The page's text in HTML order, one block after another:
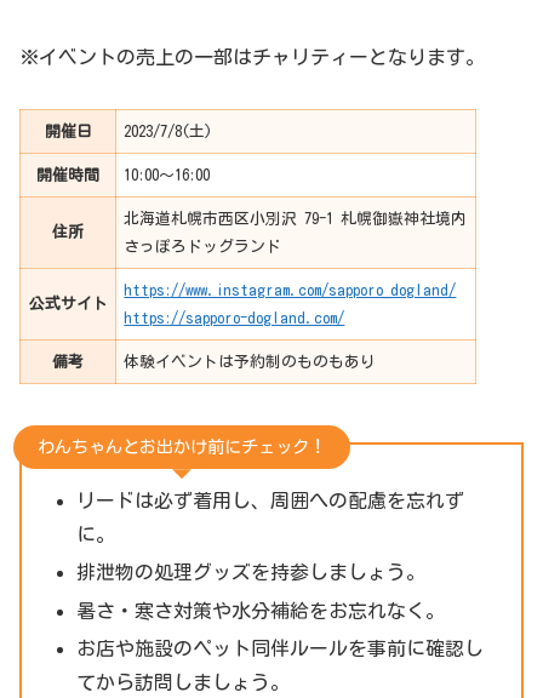
※イベントの売上の一部はチャリティーとなります。
開催日 2023/7/8(土)
開催時間 10:00〜16:00
住所
北海道札幌市西区小別沢 79-1 札幌御嶽神社境内
さっぽろドッグランド
公式サイト
https://www.instagram.com/sapporo_dogland/
https://sapporo-dogland.com/
備考 体験イベントは予約制のものもあり
わんちゃんとお出かけ前にチェック！
リードは必ず着用し、周囲への配慮を忘れず
に。
排泄物の処理グッズを持参しましょう。
暑さ・寒さ対策や水分補給をお忘れなく。
お店や施設のペット同伴ルールを事前に確認し
てから訪問しましょう。